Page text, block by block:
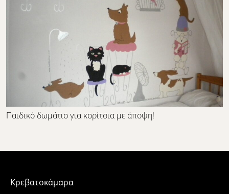
Παιδικό δωμάτιο για κορίτσια με άποψη!
Κρεβατοκάμαρα